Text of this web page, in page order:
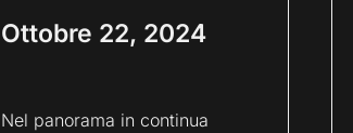
Ottobre 22, 2024
Nel panorama in continua